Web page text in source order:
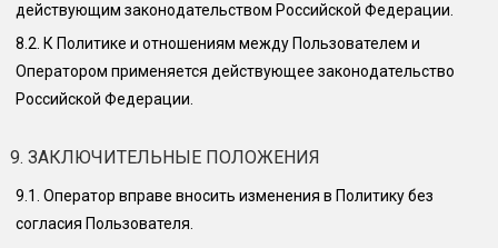
действующим законодательством Российской Федерации.
8.2. К Политике и отношениям между Пользователем и
Оператором применяется действующее законодательство
Российской Федерации.
9. ЗАКЛЮЧИТЕЛЬНЫЕ ПОЛОЖЕНИЯ
9.1. Оператор вправе вносить изменения в Политику без
согласия Пользователя.